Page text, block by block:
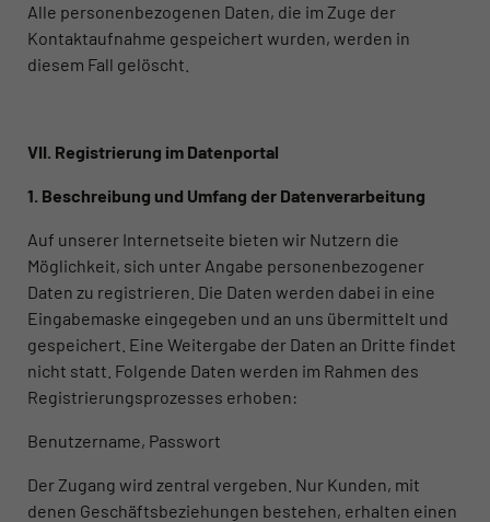
Alle personenbezogenen Daten, die im Zuge der
Kontaktaufnahme gespeichert wurden, werden in
diesem Fall gelöscht.
VII. Registrierung im Datenportal
1. Beschreibung und Umfang der Datenverarbeitung
Auf unserer Internetseite bieten wir Nutzern die
Möglichkeit, sich unter Angabe personenbezogener
Daten zu registrieren. Die Daten werden dabei in eine
Eingabemaske eingegeben und an uns übermittelt und
gespeichert. Eine Weitergabe der Daten an Dritte findet
nicht statt. Folgende Daten werden im Rahmen des
Registrierungsprozesses erhoben:
Benutzername, Passwort
Der Zugang wird zentral vergeben. Nur Kunden, mit
denen Geschäftsbeziehungen bestehen, erhalten einen